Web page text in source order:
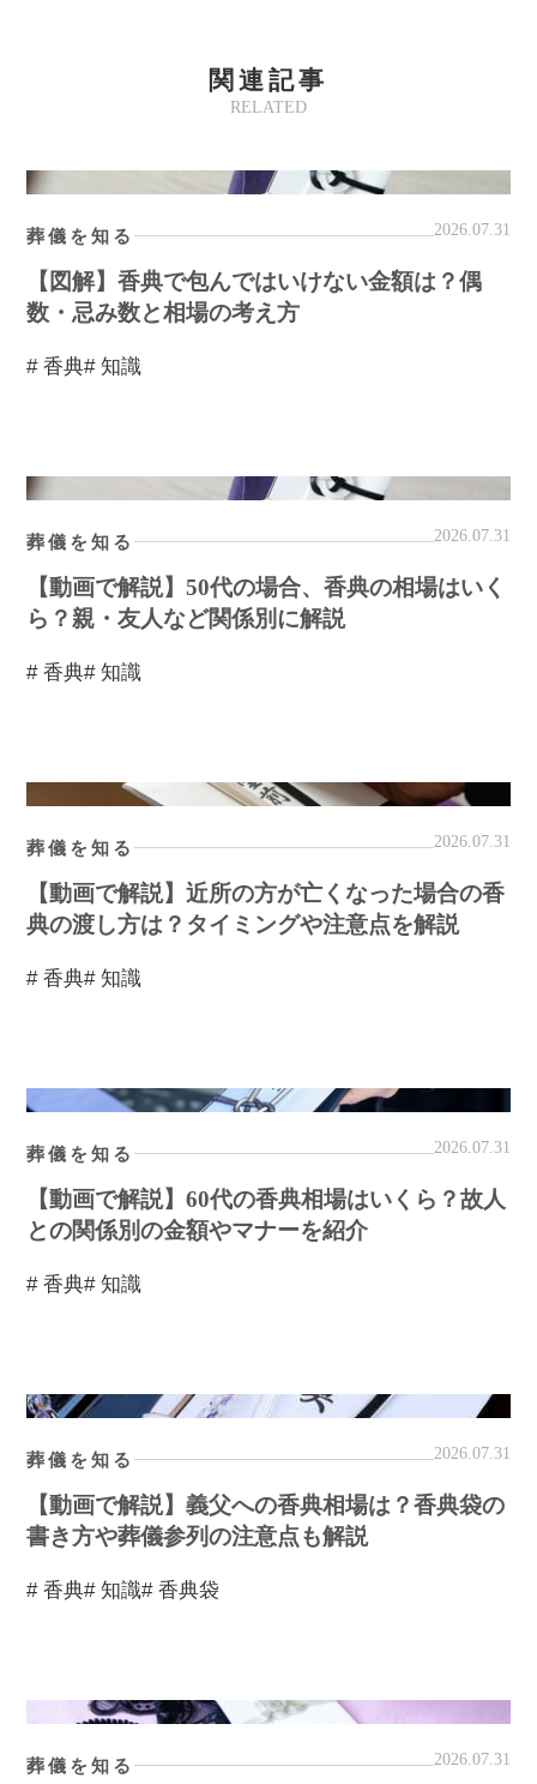
RELATED
関連記事
葬儀を知る 2026.07.31
【図解】香典で包んではいけない金額は？偶
数・忌み数と相場の考え方
# 香典# 知識
葬儀を知る 2026.07.31
【動画で解説】50代の場合、香典の相場はいく
ら？親・友人など関係別に解説
# 香典# 知識
葬儀を知る 2026.07.31
【動画で解説】近所の方が亡くなった場合の香
典の渡し方は？タイミングや注意点を解説
# 香典# 知識
葬儀を知る 2026.07.31
【動画で解説】60代の香典相場はいくら？故人
との関係別の金額やマナーを紹介
# 香典# 知識
葬儀を知る 2026.07.31
【動画で解説】義父への香典相場は？香典袋の
書き方や葬儀参列の注意点も解説
# 香典# 知識# 香典袋
葬儀を知る 2026.07.31